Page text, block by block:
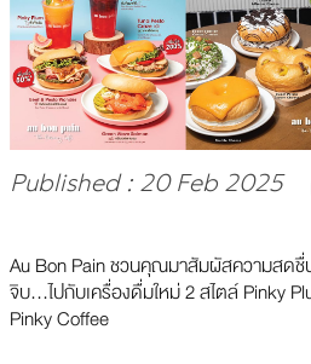
Published : 20 Feb 2025
Au Bon Pain ชวนคุณมาสัมผัสความสดชื่
จิบ...ไปกับเครื่องดื่มใหม่ 2 สไตล์ Pinky
Pinky Coffee